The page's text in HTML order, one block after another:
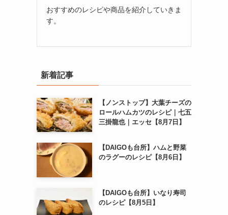
おすすめのレシピや商品を紹介していきま
す。
新着記事
【ノンストップ】大葉チーズの
ロールハムカツのレシピ｜七五
三掛龍也｜エッセ【8月7日】
【DAIGOも台所】ハムと野菜
のラグーのレシピ【8月6日】
【DAIGOも台所】いなり寿司
のレシピ【8月5日】